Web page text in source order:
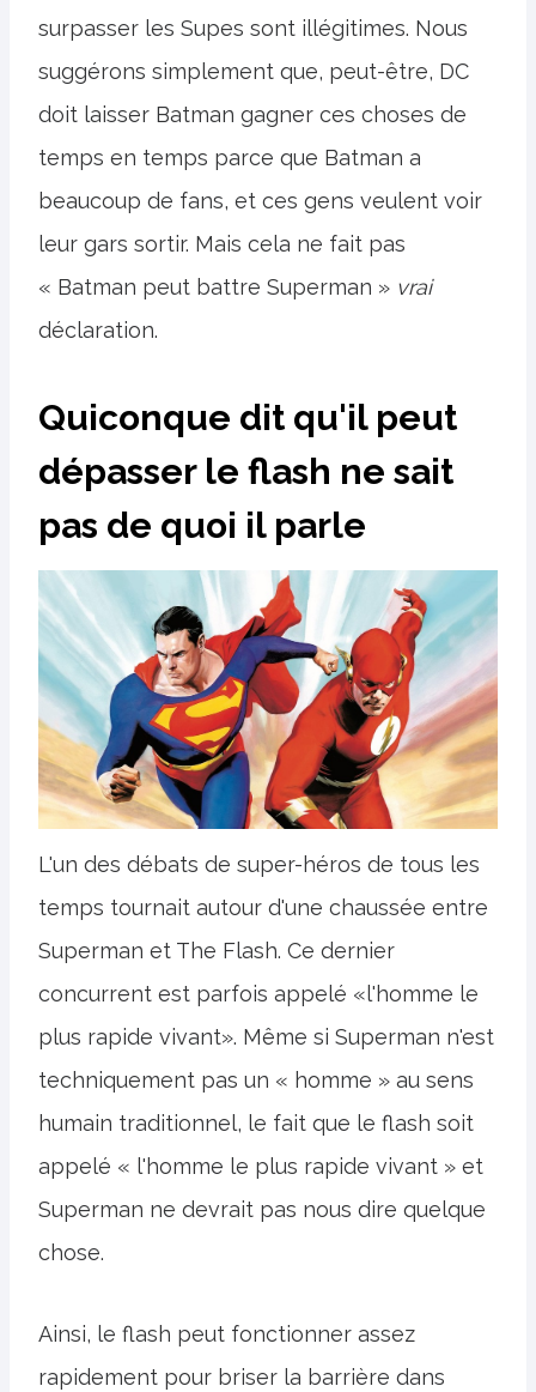
surpasser les Supes sont illégitimes. Nous
suggérons simplement que, peut-être, DC
doit laisser Batman gagner ces choses de
temps en temps parce que Batman a
beaucoup de fans, et ces gens veulent voir
leur gars sortir. Mais cela ne fait pas
« Batman peut battre Superman » vrai
déclaration.
Quiconque dit qu'il peut
dépasser le flash ne sait
pas de quoi il parle
L'un des débats de super-héros de tous les
temps tournait autour d'une chaussée entre
Superman et The Flash. Ce dernier
concurrent est parfois appelé «l'homme le
plus rapide vivant». Même si Superman n'est
techniquement pas un « homme » au sens
humain traditionnel, le fait que le flash soit
appelé « l'homme le plus rapide vivant » et
Superman ne devrait pas nous dire quelque
chose.
Ainsi, le flash peut fonctionner assez
rapidement pour briser la barrière dans